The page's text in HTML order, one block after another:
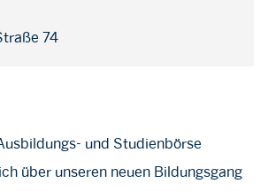
74
und Studienbörse
über unseren neuen Bildungsgang